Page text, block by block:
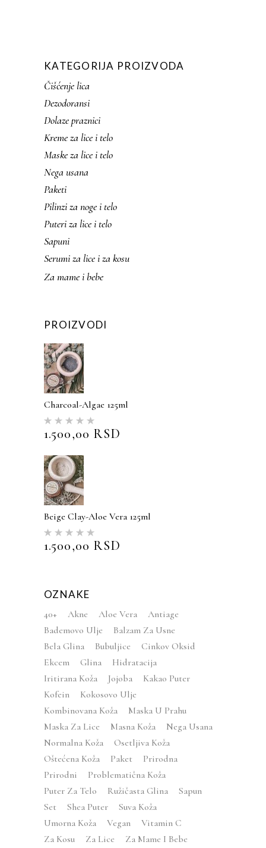
KATEGORIJA PROIZVODA
Čišćenje lica
Dezodoransi
Dolaze praznici
Kreme za lice i telo
Maske za lice i telo
Nega usana
Paketi
Pilinzi za noge i telo
Puteri za lice i telo
Sapuni
Serumi za lice i za kosu
Za mame i bebe
PROIZVODI
Charcoal-Algae 125ml
od 5
1.500,00 RSD
Beige Clay-Aloe Vera 125ml
od 5
1.500,00 RSD
OZNAKE
40+ Akne Aloe Vera
Antiage
Bademovo Ulje
Balzam Za Usne
Bela Glina
Bubuljice
Cinkov Oksid
Ekcem
Glina
Hidratacija
Iritirana Koža
Jojoba
Kakao Puter
Kofein
Kokosovo Ulje
Kombinovana Koža
Maska U Prahu
Maska Za Lice
Masna Koža
Nega Usana
Normalna Koža
Osetljiva Koža
Oštećena Koža
Paket
Prirodna
Prirodni
Problematična Koža
Puter Za Telo
Ružičasta Glina
Sapun
Set
Shea Puter
Suva Koža
Umorna Koža
Vegan
Vitamin C
Za Kosu
Za Lice
Za Mame I Bebe